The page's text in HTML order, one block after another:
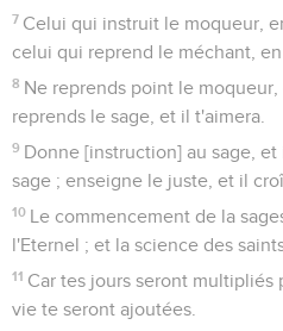
7 Celui qui instruit le moqueur,
celui qui reprend le méchant,
8 Ne reprends point le
reprends le sage, et il t'aimera.
9 Donne [instruction] au sage,
sage ; enseigne le juste, et il
10 Le commencement de la
l'Eternel ; et la science des
11 Car tes jours seront multipliés
vie te seront ajoutées.